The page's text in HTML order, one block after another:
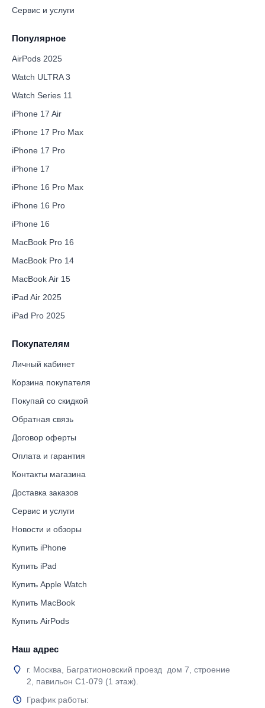
Сервис и услуги
Популярное
AirPods 2025
Watch ULTRA 3
Watch Series 11
iPhone 17 Air
iPhone 17 Pro Max
iPhone 17 Pro
iPhone 17
iPhone 16 Pro Max
iPhone 16 Pro
iPhone 16
MacBook Pro 16
MacBook Pro 14
MacBook Air 15
iPad Air 2025
iPad Pro 2025
Покупателям
Личный кабинет
Корзина покупателя
Покупай со скидкой
Обратная связь
Договор оферты
Оплата и гарантия
Контакты магазина
Доставка заказов
Сервис и услуги
Новости и обзоры
Купить iPhone
Купить iPad
Купить Apple Watch
Купить MacBook
Купить AirPods
Наш адрес
г. Москва, Багратионовский проезд дом 7, строение
2, павильон С1-079 (1 этаж).
График работы: